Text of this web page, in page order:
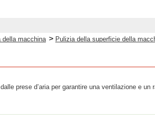
della macchina > Pulizia della superficie della
prese d’aria per garantire una ventilazione e un